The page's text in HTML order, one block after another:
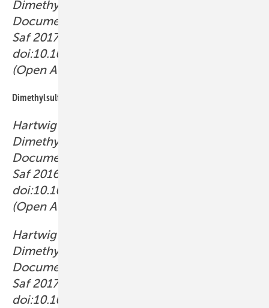
Dimethylformamid. MAK Value
Documentation. MAK Collect Occup Health
Saf 2017a; 2: 122–123.
doi:10.1002/3527600418.mb6812d0062
(Open Access).
Dimethylsulfoxid
Hartwig A; MAK Commission:
Dimethylsulfoxid. MAK Value
Documentation. MAK Collect Occup Health
Saf 2016b; 1:
doi:10.1002/3527600418.mb6768d0061
(Open Access).
Hartwig A, MAK Commission:
Dimethylsulfoxid. MAK Value
Documentation. MAK Collect Occup Health
Saf 2017b; 2:
doi:10.1002/3527600418.mb6768d0062